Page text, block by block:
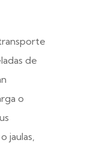
de
o
jaulas,